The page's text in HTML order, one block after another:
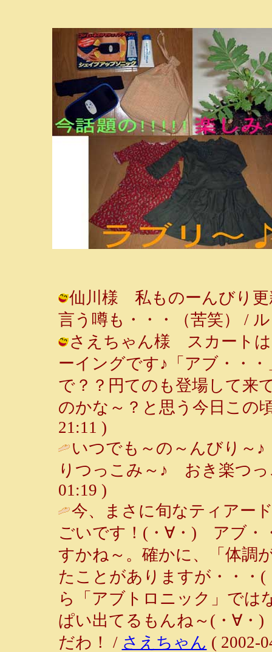
仙川様 私ものーんびり更
言う噂も・・・（苦笑） /
さえちゃん様 スカート
ーイングです♪「アブ・・
で？？円てのも登場して来
のかな～？と思う今日この
21:11 )
いつでも～の～んびり
りつっこみ～♪ おき楽つ
01:19 )
今、まさに旬なティアー
ごいです！(・∀・) アブ・
すかね～。確かに、「体調
たことがありますが・・
ら「アブトロニック」では
ぱい出てるもんね～(・∀・
だわ！ / さえちゃん ( 2002-